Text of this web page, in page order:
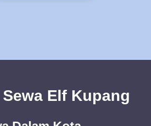
Sewa Elf Kupang